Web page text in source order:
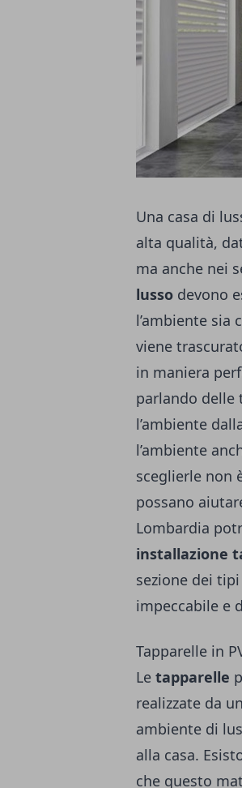
Una casa di
alta qualità,
ma anche nei
lusso devono
l’ambiente sia
viene
in maniera
parlando delle
l’ambiente
l’ambiente
sceglierle non
possano
Lombardia
installazione
sezione dei
impeccabile e
Tapparelle in
Le tapparelle
realizzate da
ambiente di
alla casa.
che questo